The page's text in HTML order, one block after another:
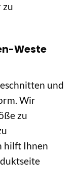
zu
Weste
und
Wir
zu
hilft Ihnen